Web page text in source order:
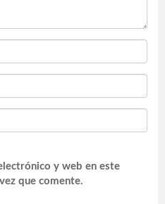
y web en este
que comente.